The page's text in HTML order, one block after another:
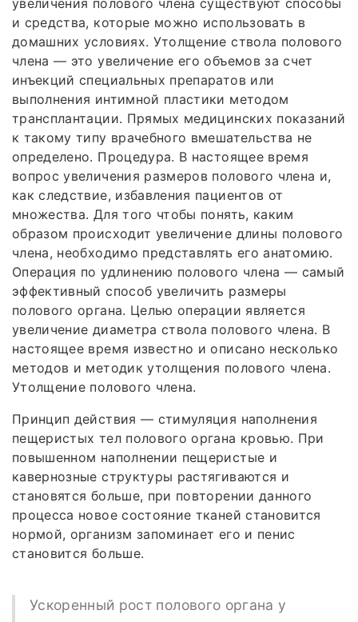
и средства, которые можно использовать в
домашних условиях. Утолщение ствола полового
члена — это увеличение его объемов за счет
инъекций специальных препаратов или
выполнения интимной пластики методом
трансплантации. Прямых медицинских показаний
к такому типу врачебного вмешательства не
определено. Процедура. В настоящее время
вопрос увеличения размеров полового члена и,
как следствие, избавления пациентов от
множества. Для того чтобы понять, каким
образом происходит увеличение длины полового
члена, необходимо представлять его анатомию.
Операция по удлинению полового члена — самый
эффективный способ увеличить размеры
полового органа. Целью операции является
увеличение диаметра ствола полового члена. В
настоящее время известно и описано несколько
методов и методик утолщения полового члена.
Утолщение полового члена.
Принцип действия — стимуляция наполнения
пещеристых тел полового органа кровью. При
повышенном наполнении пещеристые и
кавернозные структуры растягиваются и
становятся больше, при повторении данного
процесса новое состояние тканей становится
нормой, организм запоминает его и пенис
становится больше.
Ускоренный рост полового органа у